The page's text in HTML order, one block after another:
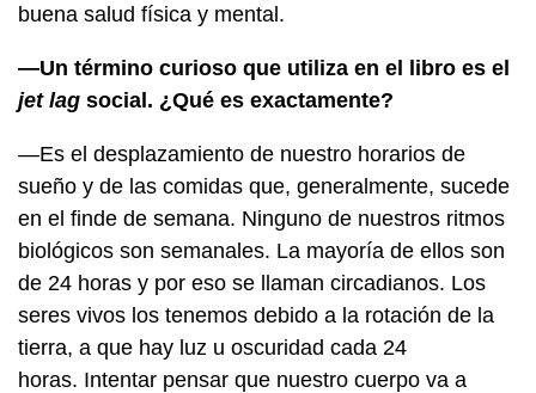
buena salud física y mental.
—Un término curioso que utiliza en el libro es el
jet lag social. ¿Qué es exactamente?
—Es el desplazamiento de nuestro horarios de
sueño y de las comidas que, generalmente, sucede
en el finde de semana. Ninguno de nuestros ritmos
biológicos son semanales. La mayoría de ellos son
de 24 horas y por eso se llaman circadianos. Los
seres vivos los tenemos debido a la rotación de la
tierra, a que hay luz u oscuridad cada 24
horas. Intentar pensar que nuestro cuerpo va a